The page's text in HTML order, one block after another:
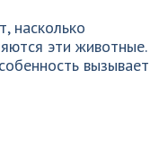
насколько
эти животные.
вызывает